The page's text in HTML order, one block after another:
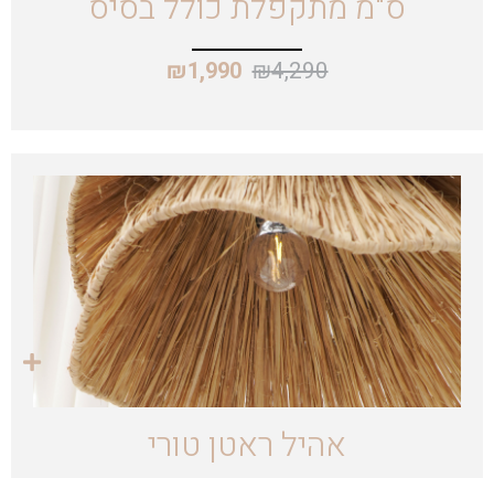
₪4,290
₪1,990
אהיל ראטן טורי